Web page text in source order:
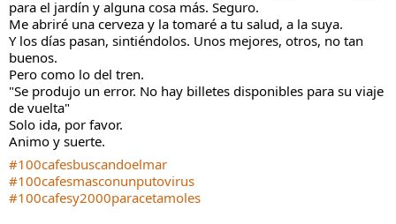
para el jardín y alguna cosa más. Seguro.
Me abriré una cerveza y la tomaré a tu salud, a la suya.
Y los días pasan, sintiéndolos. Unos mejores, otros, no tan
buenos.
Pero como lo del tren.
"Se produjo un error. No hay billetes disponibles para su viaje
de vuelta"
Solo ida, por favor.
Animo y suerte.
#100cafesbuscandoelmar
#100cafesmasconunputovirus
#100cafesy2000paracetamoles